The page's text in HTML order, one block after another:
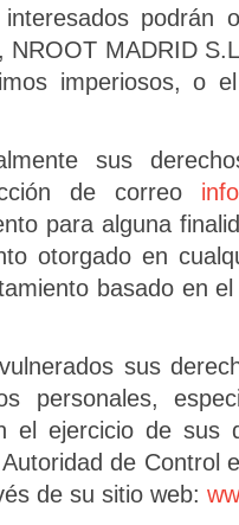
podrán
NROOT MADRID
imperiosos, o
sus
de correo
para alguna
otorgado en
basado en
sus
personales,
el ejercicio de sus
de Control
de su sitio web: